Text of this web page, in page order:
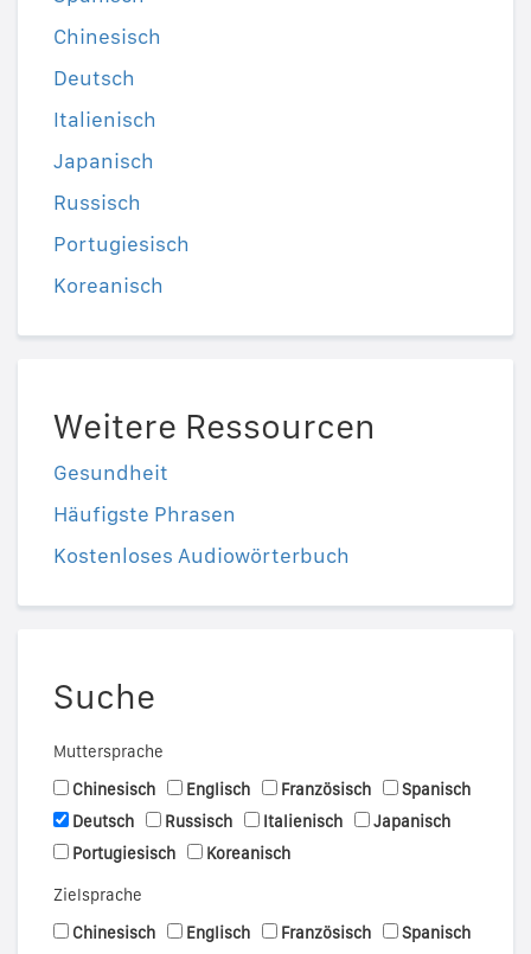
Chinesisch
Deutsch
Italienisch
Japanisch
Russisch
Portugiesisch
Koreanisch
Weitere Ressourcen
Gesundheit
Häufigste Phrasen
Kostenloses Audiowörterbuch
Suche
Muttersprache
Chinesisch
Englisch Französisch
Spanisch
Deutsch
Russisch Italienisch
Japanisch
Portugiesisch
Koreanisch
Zielsprache
Chinesisch
Englisch Französisch
Spanisch